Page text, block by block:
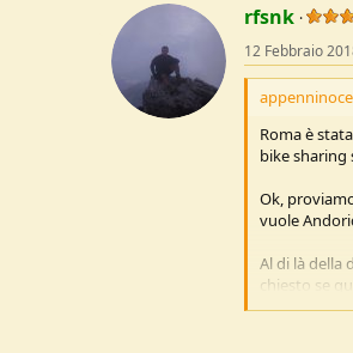
rfsnk
12 Febbraio
Roma è
bike sharing
Ok,
vuole
Al di là della
chiesto se
veramente.